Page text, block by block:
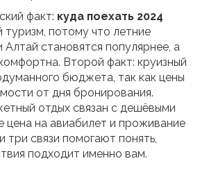
факт: куда поехать 2024
туризм, потому что летние
Алтай становятся популярнее, а
Второй факт: круизный
бюджета, так как цены
от дня бронирования.
отдых связан с дешёвыми
цена на авиабилет и проживание
три связи помогают понять,
подходит именно вам.